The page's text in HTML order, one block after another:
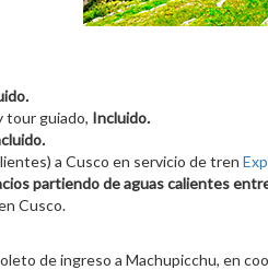
.
tour guiado, Incluido.
.
a Cusco en servicio de tren
partiendo de aguas calientes
Cusco.
de ingreso a Machupicchu, en